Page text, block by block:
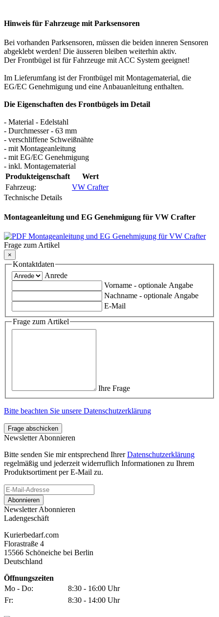
Hinweis für Fahrzeuge mit Parksensoren
Bei vorhanden Parksensoren, müssen die beiden inneren Sensoren
abgeklebt werden! Die äusseren bleiben weiterhin aktiv.
Der Frontbügel ist für Fahrzeuge mit ACC System geeignet!
Im Lieferumfang ist der Frontbügel mit Montagematerial, die
EG/EC Genehmigung und eine Anbauanleitung enthalten.
Die Eigenschaften des Frontbügels im Detail
- Material - Edelstahl
- Durchmesser - 63 mm
- verschliffene Schweißnähte
- mit Montageanleitung
- mit EG/EC Genehmigung
- inkl. Montagematerial
Produkteigenschaft
Wert
Fahrzeug:
VW Crafter
Technische Details
Montageanleitung und EG Genehmigung für VW Crafter
Montageanleitung und EG Genehmigung für VW Crafter
Frage zum Artikel
×
Kontaktdaten
Anrede
Vorname - optionale Angabe
Nachname - optionale Angabe
E-Mail
Frage zum Artikel
Ihre Frage
Bitte beachten Sie unsere Datenschutzerklärung
Frage abschicken
Newsletter Abonnieren
Bitte senden Sie mir entsprechend IhrerDatenschutzerklärung
regelmäßig und jederzeit widerruflich Informationen zu Ihrem
Produktsortiment per E-Mail zu.
Abonnieren
Newsletter Abonnieren
Ladengeschäft
Kurierbedarf.com
Florastraße 4
15566 Schöneiche bei Berlin
Deutschland
Öffnungszeiten
Mo - Do:
8:30 - 16:00 Uhr
Fr:
8:30 - 14:00 Uhr